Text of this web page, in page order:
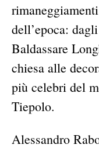
dell’epoca:
Baldassare
chiesa alle
più celebri del
Tiepolo.
Alessandro